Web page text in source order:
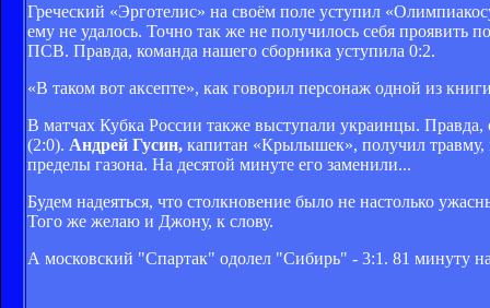
Греческий «Эрготелис» на своём поле уступил
ему не удалось. Точно так же не получилось себя проявить
ПСВ. Правда, команда нашего сборника уступила 0:2.
«В таком вот аксепте», как говорил персонаж одной из
В матчах Кубка России также выступали украинцы.
(2:0). Андрей Гусин, капитан «Крылышек», получил травму,
пределы газона. На десятой минуте его заменили...
Будем надеяться, что столкновение было не настолько
Того же желаю и Джону, к слову.
А московский "Спартак" одолел "Сибирь" - 3:1. 81 минуту